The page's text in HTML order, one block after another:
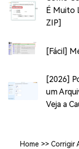
É Muito
ZIP]
[Fácil]
[2026]
um
Veja a
Home >> Corrigir